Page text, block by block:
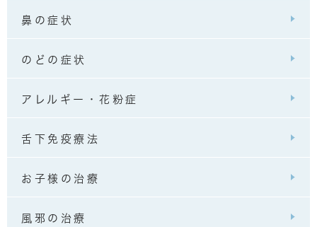
鼻の症状
のどの症状
アレルギー・花粉症
舌下免疫療法
お子様の治療
風邪の治療